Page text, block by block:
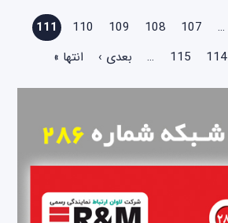
…
107
108
109
110
111
114
115
… بعدی › انتها »